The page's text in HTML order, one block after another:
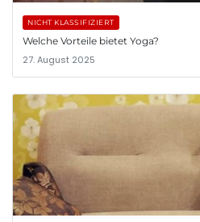
NICHT KLASSIFIZIERT
Welche Vorteile bietet Yoga?
27. August 2025